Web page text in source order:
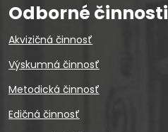
Odborné činnosti
Akvizičná činnosť
Výskumná činnosť
Metodická činnosť
Edičná činnosť